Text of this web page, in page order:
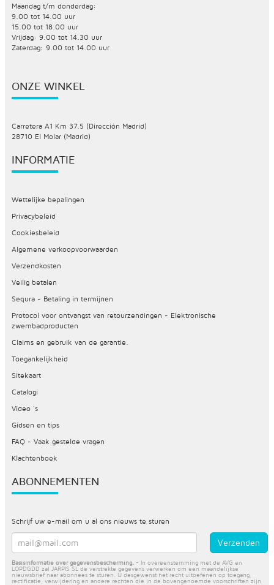
Maandag t/m donderdag:
9.00 tot 14.00 uur
15.00 tot 18.00 uur
Vrijdag: 9.00 tot 14.30 uur
Zaterdag: 9.00 tot 14.00 uur
ONZE WINKEL
Carretera A1 Km 37.5 (Dirección Madrid)
28710 El Molar (Madrid)
INFORMATIE
Wettelijke bepalingen
Privacybeleid
Cookiesbeleid
Algemene verkoopvoorwaarden
Verzendkosten
Veilig betalen
Sequra - Betaling in termijnen
Protocol voor ontvangst van retourzendingen - Elektronische
zwembadproducten
Claims en gebruik van de garantie.
Toegankelijkheid
Sitekaart
Catalogi
Video 's
Gidsen en tips
FAQ - Vaak gestelde vragen
Klachtenboek
ABONNEMENTEN
Schrijf uw e-mail om u al ons nieuws te sturen
Basisinformatie over gegevensbescherming. - In overeenstemming met de AVG en
LOPDGDD zal JARPIS SL de verstrekte gegevens verwerken om een maandelijkse
nieuwsbrief naar abonnees te sturen. U desgewenst het recht uitoefenen op toegang,
rectificatie, verwijdering en andere rechten die in de bovengenoemde voorschriften zijn